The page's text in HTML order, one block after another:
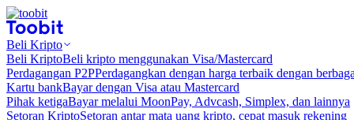
Beli Kripto
Beli KriptoBeli kripto menggunakan Visa/Mastercard
Perdagangan P2PPerdagangkan dengan harga terbaik dengan
Kartu bankBayar dengan Visa atau Mastercard
Pihak ketigaBayar melalui MoonPay, Advcash, Simplex, dan lainnya
Setoran KriptoSetoran antar mata uang kripto, cepat masuk rekening